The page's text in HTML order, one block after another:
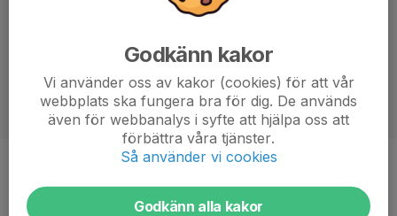
Ålder
-
Godkänn kakor
Vi använder oss av kakor (cookies) för att vår
webbplats ska fungera bra för dig. De används
även för webbanalys i syfte att hjälpa oss att
förbättra våra tjänster.
Så använder vi cookies
Godkänn alla kakor